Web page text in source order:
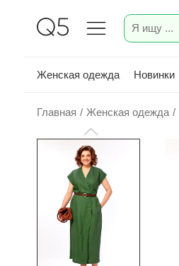
Женская одежда Новинки
Главная / Женская одежда /